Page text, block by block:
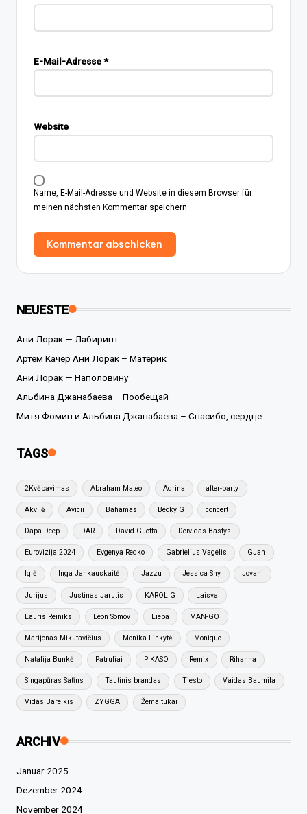
E-Mail-Adresse*
Website
Name, E-Mail-Adresse und Website in diesem Browser für
meinen nächsten Kommentar speichern.
NEUESTE
Ани Лорак — Лабиринт
Артем Качер Ани Лорак – Материк
Ани Лорак — Наполовину
Альбина Джанабаева – Пообещай
Митя Фомин и Альбина Джанабаева – Спасибо, сердце
TAGS
2Kvėpavimas Abraham Mateo Adrina after-party
Akvilė Avicii Bahamas Becky G concert
Dapa Deep DAR David Guetta Deividas Bastys
Eurovizija 2024 Evgenya Redko Gabrielius Vagelis GJan
Iglė Inga Jankauskaitė Jazzu Jessica Shy Jovani
Jurijus Justinas Jarutis KAROL G Laisva
Lauris Reiniks Leon Somov Liepa MAN-GO
Marijonas Mikutavičius Monika Linkytė Monique
Natalija Bunkė Patruliai PIKASO Remix Rihanna
Singapūras Satīns Tautinis brandas Tiesto Vaidas Baumila
Vidas Bareikis ZYGGA Žemaitukai
ARCHIV
Januar 2025
Dezember 2024
November 2024